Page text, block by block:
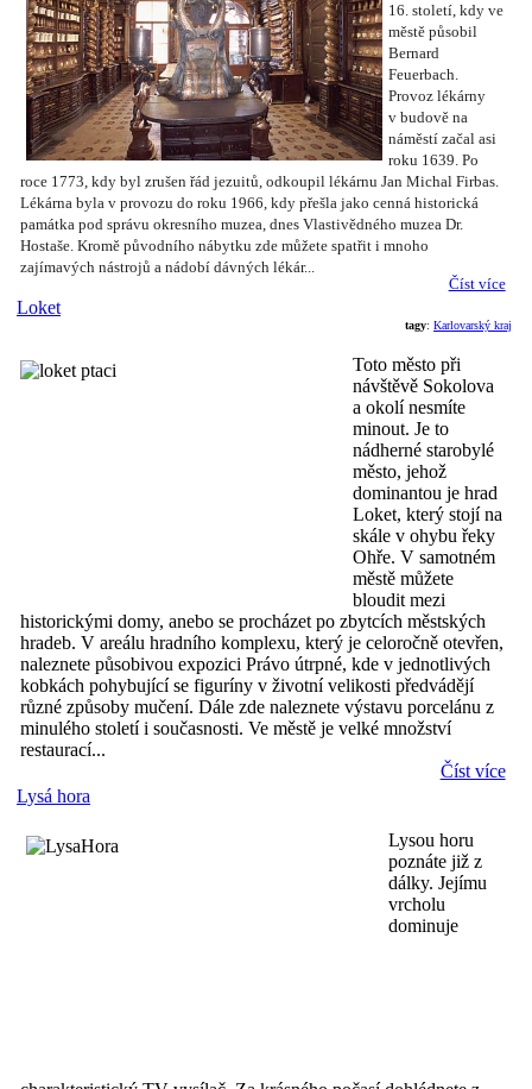
16. století, kdy ve
městě působil
Bernard
Feuerbach.
Provoz lékárny
v budově na
náměstí začal asi
roku 1639. Po
roce 1773, kdy byl zrušen řád jezuitů, odkoupil lékárnu Jan Michal Firbas.
Lékárna byla v provozu do roku 1966, kdy přešla jako cenná historická
památka pod správu okresního muzea, dnes Vlastivědného muzea Dr.
Hostaše. Kromě původního nábytku zde můžete spatřit i mnoho
zajímavých nástrojů a nádobí dávných lékár...
Číst více
tagy: Karlovarský kraj
Loket
Toto město při
návštěvě Sokolova
a okolí nesmíte
minout. Je to
nádherné starobylé
město, jehož
dominantou je hrad
Loket, který stojí na
skále v ohybu řeky
Ohře. V samotném
městě můžete
bloudit mezi
historickými domy, anebo se procházet po zbytcích městských
hradeb. V areálu hradního komplexu, který je celoročně otevřen,
naleznete působivou expozici Právo útrpné, kde v jednotlivých
kobkách pohybující se figuríny v životní velikosti předvádějí
různé způsoby mučení. Dále zde naleznete výstavu porcelánu z
minulého století i současnosti. Ve městě je velké množství
restaurací...
Číst více
Lysá hora
Lysou horu
poznáte již z
dálky. Jejímu
vrcholu
dominuje